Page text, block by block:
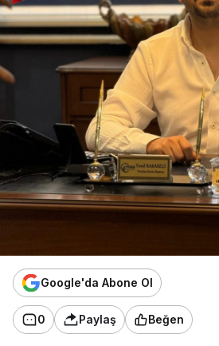
Google'da Abone Ol
0 Paylaş Beğen